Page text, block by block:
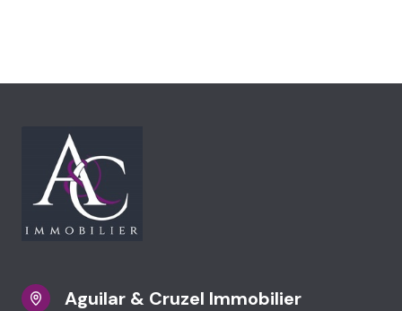
Aguilar & Cruzel Immobilier